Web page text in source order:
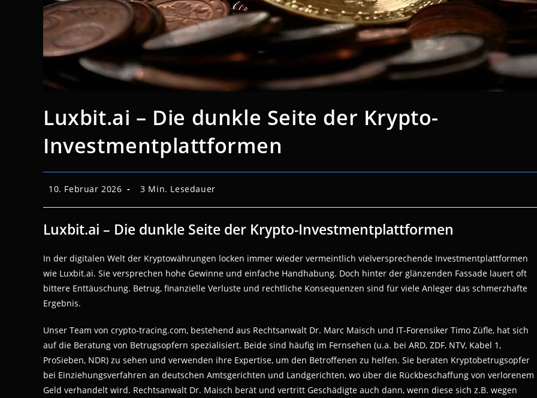
Luxbit.ai – Die dunkle Seite der Krypto-
Investmentplattformen
Beitrag
10. Februar 2026 Lesedauer:
3 Min. Lesedauer
Luxbit.ai – Die dunkle Seite der Krypto-Investmentplattformen
In der digitalen Welt der Kryptowährungen locken immer wieder vermeintlich vielversprechende Investmentplattformen
wie Luxbit.ai. Sie versprechen hohe Gewinne und einfache Handhabung. Doch hinter der glänzenden Fassade lauert oft
bittere Enttäuschung. Betrug, finanzielle Verluste und rechtliche Konsequenzen sind für viele Anleger das schmerzhafte
Ergebnis.
Unser Team von crypto-tracing.com, bestehend aus Rechtsanwalt Dr. Marc Maisch und IT-Forensiker Timo Züfle, hat sich
auf die Beratung von Betrugsopfern spezialisiert. Beide sind häufig im Fernsehen (u.a. bei ARD, ZDF, NTV, Kabel 1,
ProSieben, NDR) zu sehen und verwenden ihre Expertise, um den Betroffenen zu helfen. Sie beraten Kryptobetrugsopfer
bei Einziehungsverfahren an deutschen Amtsgerichten und Landgerichten, wo über die Rückbeschaffung von verlorenem
Geld verhandelt wird. Rechtsanwalt Dr. Maisch berät und vertritt Geschädigte auch dann, wenn diese sich z.B. wegen